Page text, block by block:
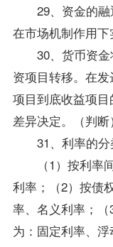
29、资金的融
在市场机制作用下
30、货币资金
资项目转移。在
项目到底收益项
差异决定。（判断）
31、利率的分
（1）按利率间
利率；（2）按债
率、名义利率；
为：固定利率、